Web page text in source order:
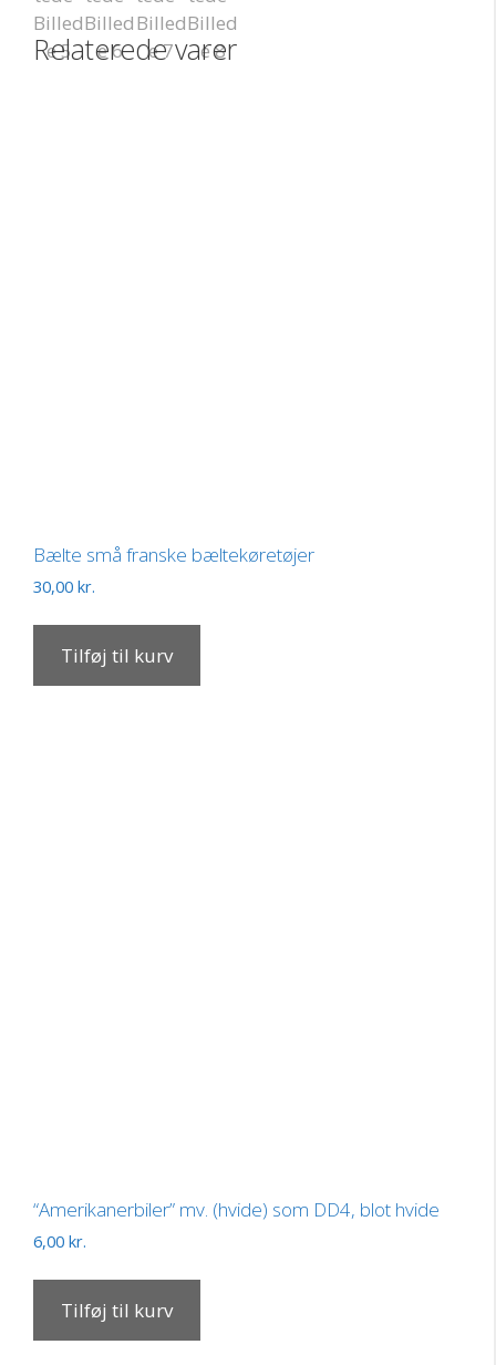
Relaterede varer
Bælte små franske bæltekøretøjer
30,00 kr.
Tilføj til kurv
“Amerikanerbiler” mv. (hvide) som DD4, blot hvide
6,00 kr.
Tilføj til kurv